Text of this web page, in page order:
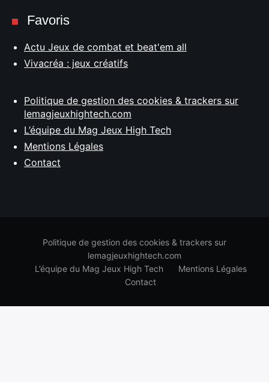
Favoris
Actu Jeux de combat et beat'em all
Vivacréa : jeux créatifs
Politique de gestion des cookies & trackers sur
lemagjeuxhightech.com
L’équipe du Mag Jeux High Tech
Mentions Légales
Contact
Politique de gestion des cookies & trackers sur
lemagjeuxhightech.com
L’équipe du Mag Jeux High Tech
Mentions Légales
Contact